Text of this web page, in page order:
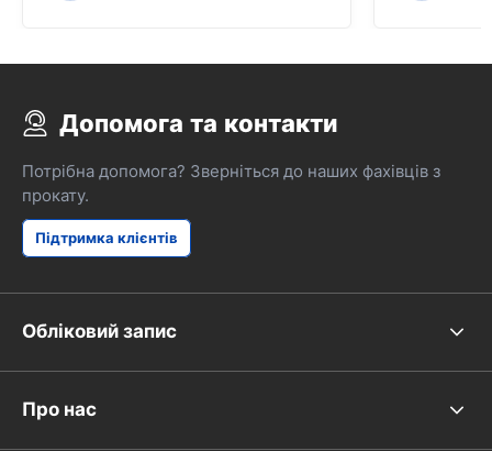
Допомога та контакти
Потрібна допомога? Зверніться до наших фахівців з
прокату.
Підтримка клієнтів
Обліковий запис
Про нас